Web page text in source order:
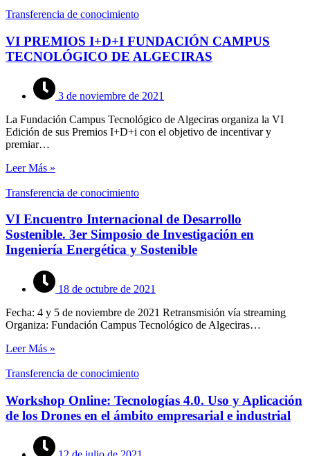
Transferencia de conocimiento
VI PREMIOS I+D+I FUNDACIÓN CAMPUS
TECNOLÓGICO DE ALGECIRAS
3 de noviembre de 2021
La Fundación Campus Tecnológico de Algeciras organiza la VI
Edición de sus Premios I+D+i con el objetivo de incentivar y
premiar…
Leer Más »
Transferencia de conocimiento
VI Encuentro Internacional de Desarrollo
Sostenible. 3er Simposio de Investigación en
Ingeniería Energética y Sostenible
18 de octubre de 2021
Fecha: 4 y 5 de noviembre de 2021 Retransmisión vía streaming
Organiza: Fundación Campus Tecnológico de Algeciras…
Leer Más »
Transferencia de conocimiento
Workshop Online: Tecnologías 4.0. Uso y Aplicación
de los Drones en el ámbito empresarial e industrial